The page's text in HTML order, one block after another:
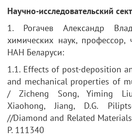
Научно-исследовательский
1. Рогачев Александр
химических наук, профессор,
НАН Беларуси:
1.1. Effects of post-deposition
and mechanical properties of
/ Zicheng Song, Yiming
Xiaohong, Jiang, D.G.
//Diamond and Related
P. 111340